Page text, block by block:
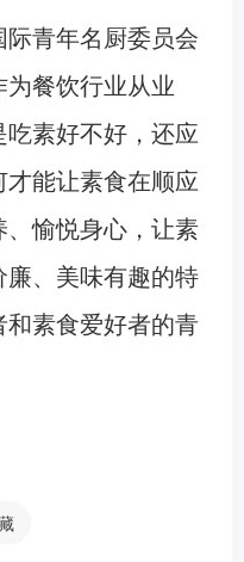
青年名厨委员会
餐饮行业从业
素好不好，还应
能让素食在顺应
、愉悦身心，让素
、美味有趣的特
和素食爱好者的青